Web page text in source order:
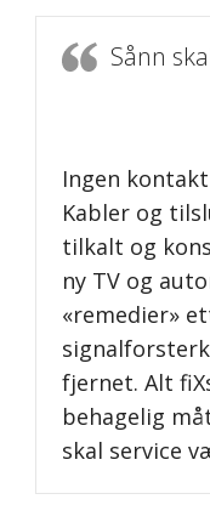
Sånn
Ingen
Kabler og
tilkalt og
ny TV og
«remedier»
fjernet. Alt
behagelig
skal service